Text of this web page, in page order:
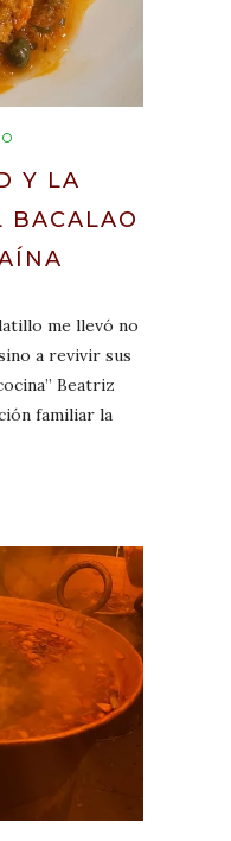
Y LA
BACALAO
me llevó no
a revivir sus
Beatriz
familiar la